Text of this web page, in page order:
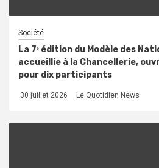
Société
La 7ᵉ édition du Modèle des
accueillie à la Chancellerie,
pour dix participants
30 juillet 2026 Le Quotidien News